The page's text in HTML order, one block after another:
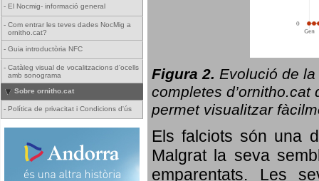
- El Nocmig- informació general
- Com entrar les teves dades NocMig a
ornitho.cat?
- Guia introductòria NFC
- Catàleg visual de vocalitzacions d'ocells
amb sonograma
Sobre ornitho.cat
- Política de privacitat i Condicions d'ús
Figura 2. Evolució de la
completes d’ornitho.cat
permet visualitzar
Els falciots són una
Malgrat la seva
emparentats. Les